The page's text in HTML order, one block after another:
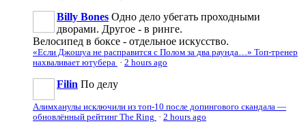
Billy Bones Одно дело убегать проходными
дворами. Другое - в ринге.
Велосипед в боксе - отдельное искусство.
«Если Джошуа не расправится с Полом за два раунда…» Топ-тренер
нахваливает ютубера · 2 hours ago
Filin По делу
Алимханулы исключили из топ-10 после допингового скандала —
обновлённый рейтинг The Ring · 2 hours ago